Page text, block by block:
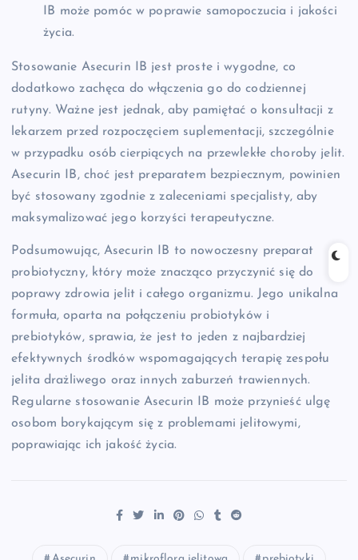
IB może pomóc w poprawie samopoczucia i jakości
życia.
Stosowanie Asecurin IB jest proste i wygodne, co
dodatkowo zachęca do włączenia go do codziennej
rutyny. Ważne jest jednak, aby pamiętać o konsultacji z
lekarzem przed rozpoczęciem suplementacji, szczególnie
w przypadku osób cierpiących na przewlekłe choroby jelit.
Asecurin IB, choć jest preparatem bezpiecznym, powinien
być stosowany zgodnie z zaleceniami specjalisty, aby
maksymalizować jego korzyści terapeutyczne.
Podsumowując, Asecurin IB to nowoczesny preparat
probiotyczny, który może znacząco przyczynić się do
poprawy zdrowia jelit i całego organizmu. Jego unikalna
formuła, oparta na połączeniu probiotyków i
prebiotyków, sprawia, że jest to jeden z najbardziej
efektywnych środków wspomagających terapię zespołu
jelita drażliwego oraz innych zaburzeń trawiennych.
Regularne stosowanie Asecurin IB może przynieść ulgę
osobom borykającym się z problemami jelitowymi,
poprawiając ich jakość życia.